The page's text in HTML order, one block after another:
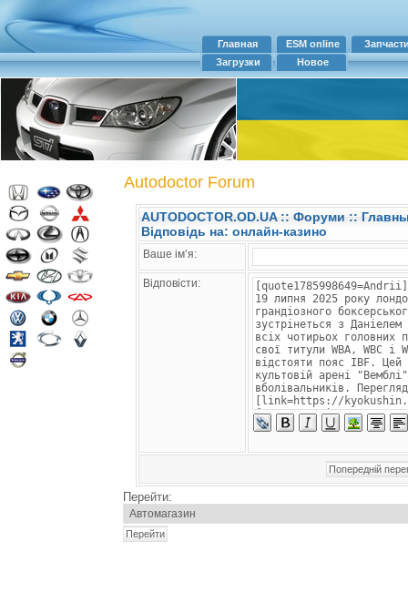
Главная ESM online
Загрузки
Новое
Autodoctor Forum
AUTODOCTOR.OD.UA:: Форуми ::
Відповідь на: онлайн-казино
Ваше ім’я:
Відповісти:
Перейти: